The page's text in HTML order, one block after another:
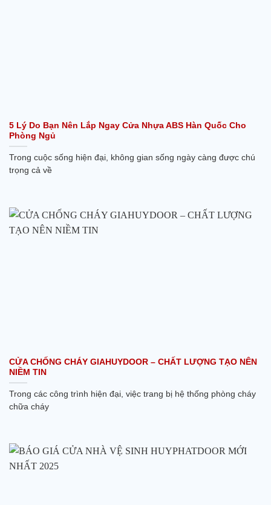
5 Lý Do Bạn Nên Lắp Ngay Cửa Nhựa ABS Hàn Quốc Cho
Phòng Ngủ
Trong cuộc sống hiện đại, không gian sống ngày càng được chú
trọng cả về
CỬA CHỐNG CHÁY GIAHUYDOOR – CHẤT LƯỢNG TẠO NÊN
NIỀM TIN
Trong các công trình hiện đại, việc trang bị hệ thống phòng cháy
chữa cháy